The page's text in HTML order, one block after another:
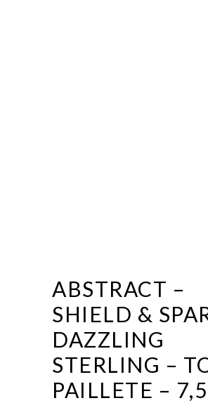
ABSTRACT –
SHIELD &
DAZZLING
STERLING –
PAILLETE –